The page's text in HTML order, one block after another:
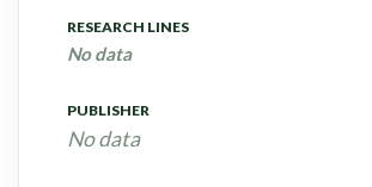
RESEARCH LINES
No data
PUBLISHER
No data